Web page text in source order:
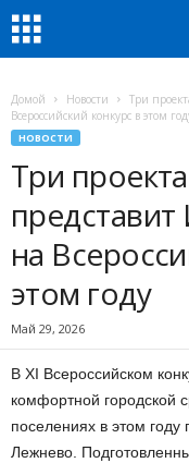
Домой Новости
Три
Всероссийский конкурс в этом
НОВОСТИ
Три
на
этом году
Май 29, 2026
В XI Всероссийском
комфортной городской
поселениях в этом
Лежнево.